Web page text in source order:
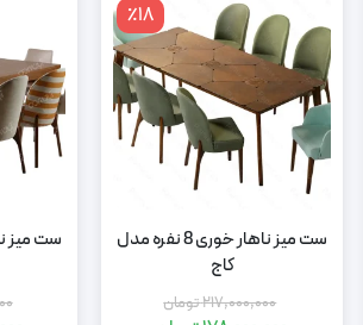
تومان
بود.
تومان.
٪18
ست میز ناهار خوری 8 نفره مدل
کاج
217,000,000تومان